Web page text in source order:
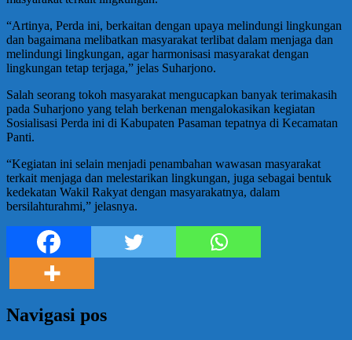
“Artinya, Perda ini, berkaitan dengan upaya melindungi lingkungan
dan bagaimana melibatkan masyarakat terlibat dalam menjaga dan
melindungi lingkungan, agar harmonisasi masyarakat dengan
lingkungan tetap terjaga,” jelas Suharjono.
Salah seorang tokoh masyarakat mengucapkan banyak terimakasih
pada Suharjono yang telah berkenan mengalokasikan kegiatan
Sosialisasi Perda ini di Kabupaten Pasaman tepatnya di Kecamatan
Panti.
“Kegiatan ini selain menjadi penambahan wawasan masyarakat
terkait menjaga dan melestarikan lingkungan, juga sebagai bentuk
kedekatan Wakil Rakyat dengan masyarakatnya, dalam
bersilahturahmi,” jelasnya.
Navigasi pos